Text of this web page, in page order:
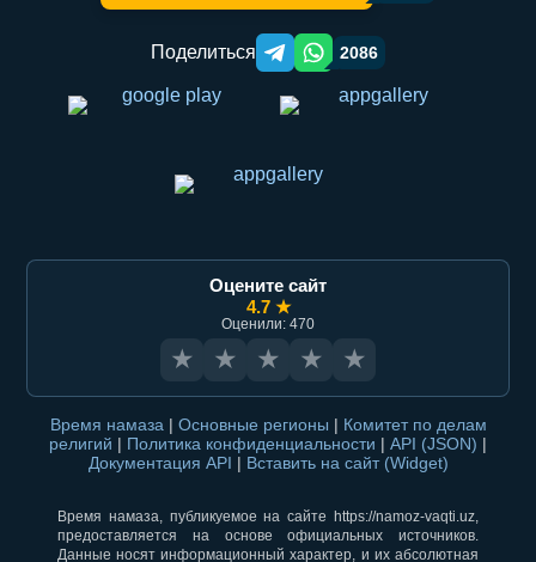
Поделиться Telegram orqali ulashish
WhatsApp orqali ulashish
2086
Оцените сайт
4.7 ★
Оценили: 470
★ ★ ★ ★ ★
Время намаза | Основные регионы | Комитет по делам
религий | Политика конфиденциальности | API (JSON) |
Документация API | Вставить на сайт (Widget)
Время намаза, публикуемое на сайте https://namoz-vaqti.uz,
предоставляется на основе официальных источников.
Данные носят информационный характер, и их абсолютная